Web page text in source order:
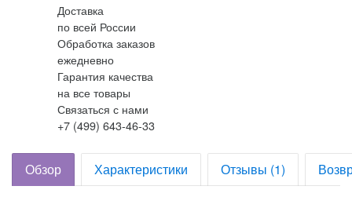
Доставка
по всей России
Обработка заказов
ежедневно
Гарантия качества
на все товары
Связаться с нами
+7 (499) 643-46-33
Обзор Характеристики Отзывы (1)